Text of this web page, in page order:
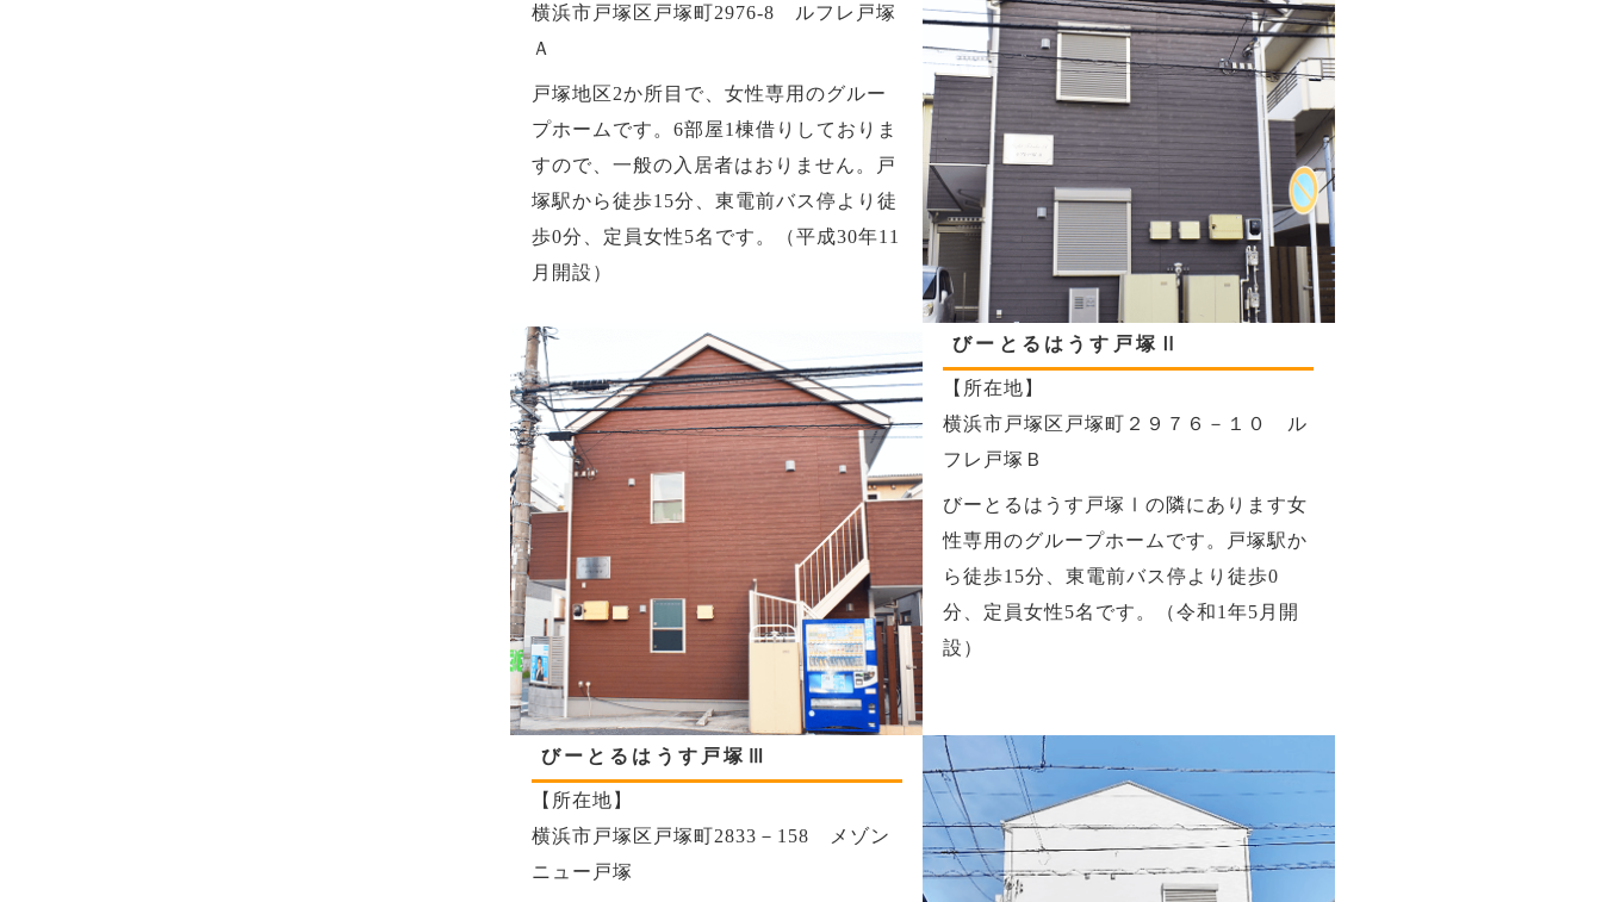
横浜市戸塚区戸塚町2976-8 ルフレ戸塚
Ａ
戸塚地区2か所目で、女性専用のグルー
プホームです。6部屋1棟借りしておりま
すので、一般の入居者はおりません。戸
塚駅から徒歩15分、東電前バス停より徒
歩0分、定員女性5名です。（平成30年11
月開設）
びーとるはうす戸塚Ⅱ
【所在地】
横浜市戸塚区戸塚町２９７６－１０ ル
フレ戸塚Ｂ
びーとるはうす戸塚Ⅰの隣にあります女
性専用のグループホームです。戸塚駅か
ら徒歩15分、東電前バス停より徒歩0
分、定員女性5名です。（令和1年5月開
設）
びーとるはうす戸塚Ⅲ
【所在地】
横浜市戸塚区戸塚町2833－158 メゾン
ニュー戸塚